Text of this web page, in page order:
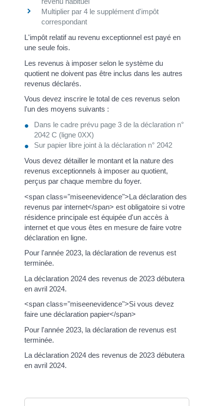
Multiplier par 4 le supplément d'impôt
correspondant
L'impôt relatif au revenu exceptionnel est payé en
une seule fois.
Les revenus à imposer selon le système du
quotient ne doivent pas être inclus dans les autres
revenus déclarés.
Vous devez inscrire le total de ces revenus selon
l'un des moyens suivants :
Dans le cadre prévu page 3 de la déclaration n°
2042 C (ligne 0XX)
Sur papier libre joint à la déclaration n° 2042
Vous devez détailler le montant et la nature des
revenus exceptionnels à imposer au quotient,
perçus par chaque membre du foyer.
<span class="miseenevidence">La déclaration des
revenus par internet</span> est obligatoire si votre
résidence principale est équipée d'un accès à
internet et que vous êtes en mesure de faire votre
déclaration en ligne.
Pour l'année 2023, la déclaration de revenus est
terminée.
La déclaration 2024 des revenus de 2023 débutera
en avril 2024.
<span class="miseenevidence">Si vous devez
faire une déclaration papier</span>
Pour l'année 2023, la déclaration de revenus est
terminée.
La déclaration 2024 des revenus de 2023 débutera
en avril 2024.